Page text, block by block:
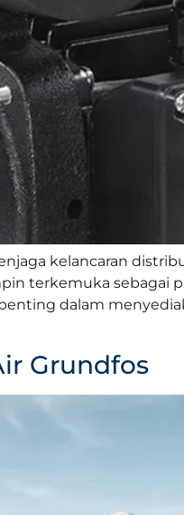
kelancaran
terkemuka sebagai
dalam
Grundfos